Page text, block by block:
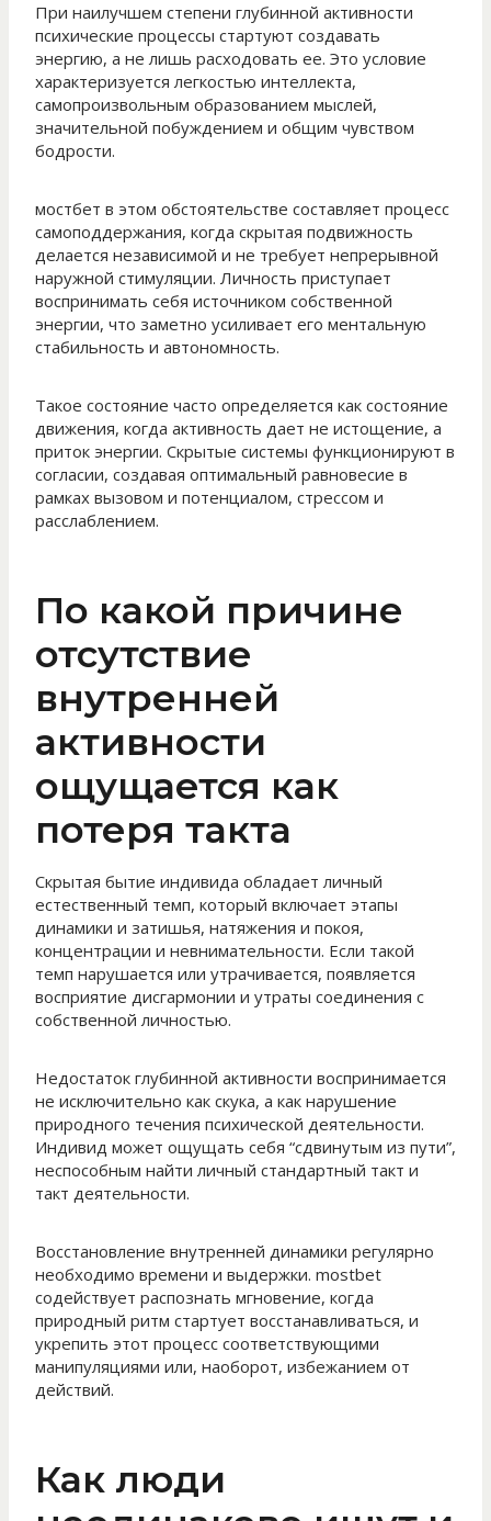
При наилучшем степени глубинной активности
психические процессы стартуют создавать
энергию, а не лишь расходовать ее. Это условие
характеризуется легкостью интеллекта,
самопроизвольным образованием мыслей,
значительной побуждением и общим чувством
бодрости.
мостбет в этом обстоятельстве составляет процесс
самоподдержания, когда скрытая подвижность
делается независимой и не требует непрерывной
наружной стимуляции. Личность приступает
воспринимать себя источником собственной
энергии, что заметно усиливает его ментальную
стабильность и автономность.
Такое состояние часто определяется как состояние
движения, когда активность дает не истощение, а
приток энергии. Скрытые системы функционируют в
согласии, создавая оптимальный равновесие в
рамках вызовом и потенциалом, стрессом и
расслаблением.
По какой причине
отсутствие
внутренней
активности
ощущается как
потеря такта
Скрытая бытие индивида обладает личный
естественный темп, который включает этапы
динамики и затишья, натяжения и покоя,
концентрации и невнимательности. Если такой
темп нарушается или утрачивается, появляется
восприятие дисгармонии и утраты соединения с
собственной личностью.
Недостаток глубинной активности воспринимается
не исключительно как скука, а как нарушение
природного течения психической деятельности.
Индивид может ощущать себя “сдвинутым из пути”,
неспособным найти личный стандартный такт и
такт деятельности.
Восстановление внутренней динамики регулярно
необходимо времени и выдержки. mostbet
содействует распознать мгновение, когда
природный ритм стартует восстанавливаться, и
укрепить этот процесс соответствующими
манипуляциями или, наоборот, избежанием от
действий.
Как люди